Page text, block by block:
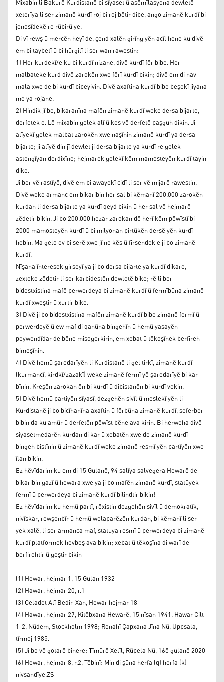
Mixabin li Bakurê Kurdistanê bi sîyaset û asêmîlasyona dewletê
xeterîya li ser zimanê kurdî roj bi roj bêtir dibe, ango zimanê kurdî bi
jenosîdekê re rûbirû ye.
Di vî rewş û mercên heyî de, çend xalên girîng yên acîl hene ku divê
em bi taybetî û bi hûrgilî li ser wan rawestin:
1) Her kurdekî/e ku bi kurdî nizane, divê kurdî fêr bibe. Her
malbateke kurd divê zarokên xwe fêrî kurdî bikin; divê em di nav
mala xwe de bi kurdî bipeyivin. Divê axaftina kurdî bibe beşekî jiyana
me ya rojane.
2) Hindik jî be, bikaranîna mafên zimanê kurdî weke dersa bijarte,
derfetek e. Lê mixabin gelek alî û kes vê derfetê paşguh dikin. Ji
alîyekî gelek malbat zarokên xwe naşînin zimanê kurdî ya dersa
bijarte; ji alîyê din jî dewlet ji dersa bijarte ya kurdî re gelek
astengîyan derdixîne; hejmarek gelekî kêm mamosteyên kurdî tayin
dike.
Ji ber vê rastîyê, divê em bi awayekî cidî li ser vê mijarê rawestin.
Divê weke armanc em bikaribin her sal bi kêmanî 200.000 zarokên
kurdan li dersa bijarte ya kurdî qeyd bikin û her sal vê hejmarê
zêdetir bikin. Ji bo 200.000 hezar zarokan dê herî kêm pêwîstî bi
2000 mamosteyên kurdî û bi milyonan pirtûkên dersê yên kurdî
hebin. Ma gelo ev bi serê xwe jî ne kês û firsendek e ji bo zimanê
kurdî.
Nîşana înteresek girseyî ya ji bo dersa bijarte ya kurdî dikare,
zexteke zêdetir li ser karbidestên dewletê bike; rê li ber
bidestxistina mafê perwerdeya bi zimanê kurdî û fermîbûna zimanê
kurdî xweştir û xurtir bike.
3) Divê ji bo bidestxistina mafên zimanê kurdî bibe zimanê fermî û
perwerdeyê û ew maf di qanûna bingehîn û hemû yasayên
peywendîdar de bêne misogerkirin, em xebat û têkoşînek berfireh
bimeşînin.
4) Divê hemû şaredarîyên li Kurdistanê li gel tirkî, zimanê kurdî
(kurmancî, kirdkî/zazakî) weke zimanê fermî yê şaredarîyê bi kar
bînin. Kreşên zarokan ên bi kurdî û dibistanên bi kurdî vekin.
5) Divê hemû partiyên sîyasî, dezgehên sivîl û meslekî yên li
Kurdistanê ji bo bicîhanîna axaftin û fêrbûna zimanê kurdî, seferber
bibin da ku amûr û derfetên pêwîst bêne ava kirin. Bi herweha divê
siyasetmedarên kurdan di kar û xebatên xwe de zimanê kurdî
bingeh bistînin û zimanê kurdî weke zimanê resmî yên partîyên xwe
îlan bikin.
Ez hêvîdarim ku em di 15 Gulanê, 94 salîya salvegera Hewarê de
bikaribin gazî û hewara xwe ya ji bo mafên zimanê kurdî, statûyek
fermî û perwerdeya bi zimanê kurdî bilindtir bikin!
Ez hêvîdarim ku hemû partî, rêxistin dezgehên sivîl û demokratîk,
nivîskar, rewşenbîr û hemû welaparêzên kurdan, bi kêmanî li ser
yek xalê, li ser armanca maf, statuya resmî û perwerdeya bi zimanê
kurdî platformek hevbeş ava bikin; xebat û têkoşîna di warî de
berfirehtir û geştir bikin--------------------------------------------------
---------------------------------
(1) Hewar, hejmar 1, 15 Gulan 1932
(2) Hawar, hejmar 20, r.1
(3) Celadet Alî Bedir-Xan, Hewar hejmar 18
(4) Hawar, hejmar 27, Kitêbxana Hewarê, 15 nîsan 1941. Hawar Cilt
1-2, Nûdem, Stockholm 1998; Ronahî Çapxana Jîna Nû, Uppsala,
tîrmej 1985.
(5) Ji bo vê gotarê binere: Tîmûrê Xelîl, Rûpela Nû, 16ê gulanê 2020
(6) Hewar, hejmar 8, r.2, Têbinî: Min di şûna herfa (q) herfa (k)
nivsandîye.ZS